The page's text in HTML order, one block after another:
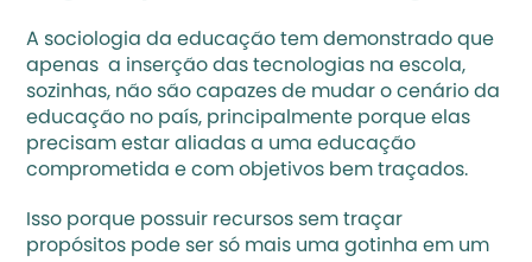
A sociologia da educação tem demonstrado que
apenas  a inserção das tecnologias na escola,
sozinhas, não são capazes de mudar o cenário da
educação no país, principalmente porque elas
precisam estar aliadas a uma educação
comprometida e com objetivos bem traçados.
Isso porque possuir recursos sem traçar
propósitos pode ser só mais uma gotinha em um